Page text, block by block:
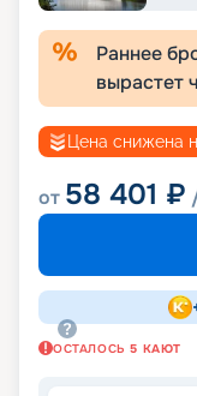
Раннее
вырастет
Цена снижена
от 58 401 ₽
ОСТАЛОСЬ 5 КАЮТ